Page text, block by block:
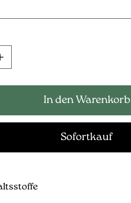
In den Warenkorb
Sofortkauf